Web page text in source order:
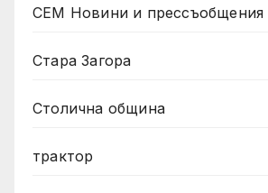
СЕМ Новини и прессъобщения
Стара Загора
Столична община
трактор